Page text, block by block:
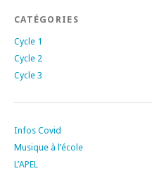
CATÉGORIES
Cycle 1
Cycle 2
Cycle 3
Infos Covid
Musique à l’école
L’APEL